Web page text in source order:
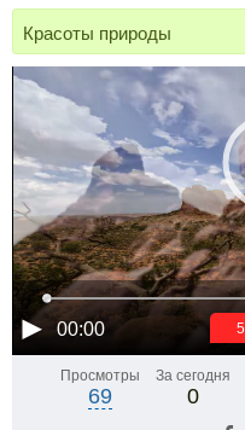
Красоты природы
00:00 5
Просмотры
69
За сегодня
0